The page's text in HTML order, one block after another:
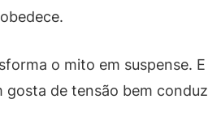
o mito em suspense.
gosta de tensão bem